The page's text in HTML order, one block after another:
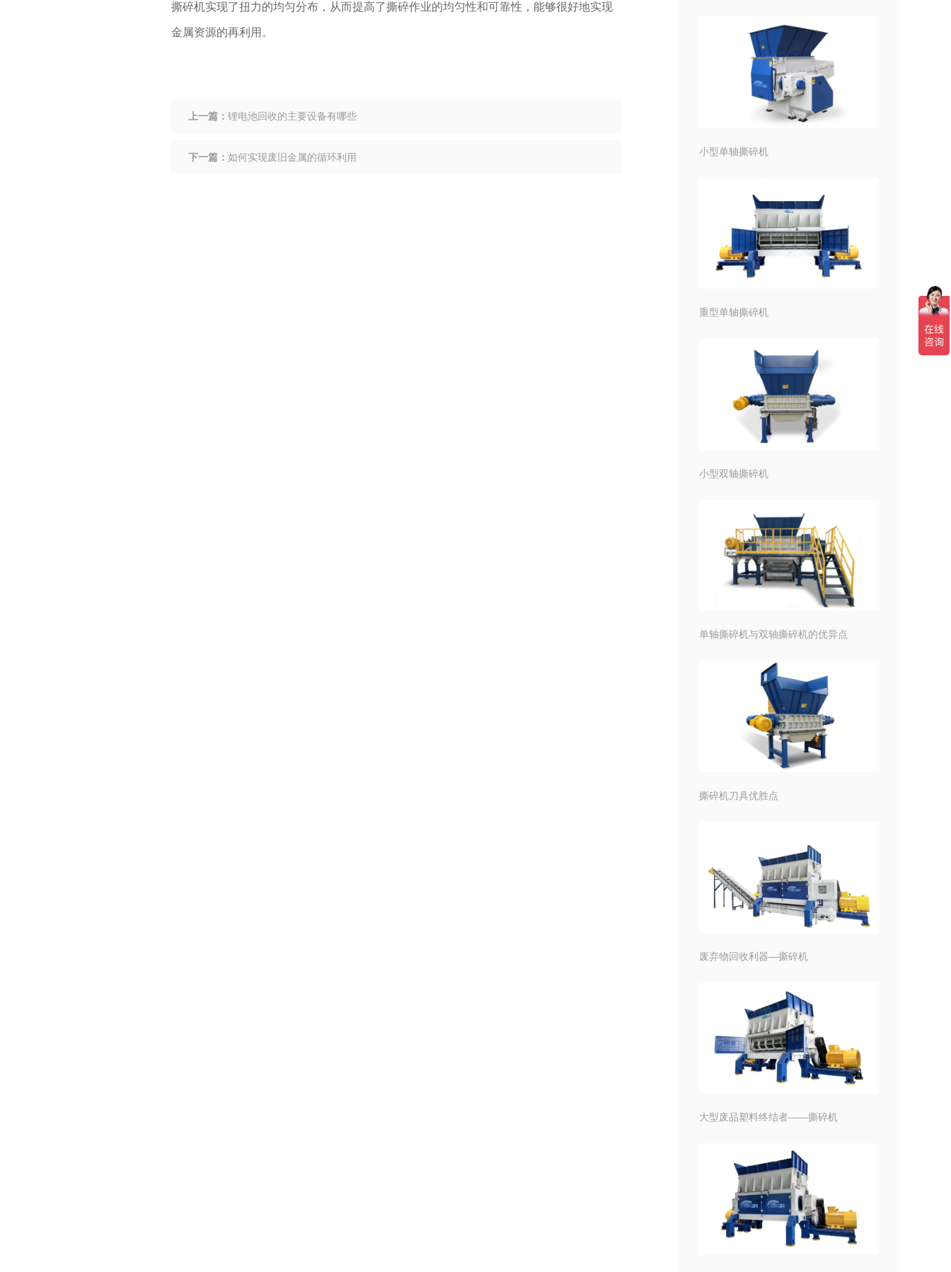
撕碎机实现了扭力的均匀分布，从而提高了撕碎作业的均匀性和可靠性，能够很好地实现
金属资源的再利用。
上一篇： 锂电池回收的主要设备有哪些
下一篇： 如何实现废旧金属的循环利用
小型单轴撕碎机
重型单轴撕碎机
小型双轴撕碎机
单轴撕碎机与双轴撕碎机的优异点
撕碎机刀具优胜点
废弃物回收利器—撕碎机
大型废品塑料终结者——撕碎机